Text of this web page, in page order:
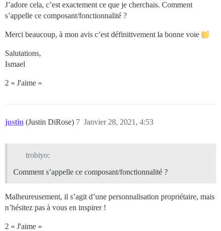
J’adore cela, c’est exactement ce que je cherchais. Comment
s’appelle ce composant/fonctionnalité ?
Merci beaucoup, à mon avis c’est définitivement la bonne voie
Salutations,
Ismael
2 « J'aime »
justin (Justin DiRose) Janvier 28, 2021, 4:53
7
trobiyo:
Comment s’appelle ce composant/fonctionnalité ?
Malheureusement, il s’agit d’une personnalisation propriétaire, mais
n’hésitez pas à vous en inspirer !
2 « J'aime »